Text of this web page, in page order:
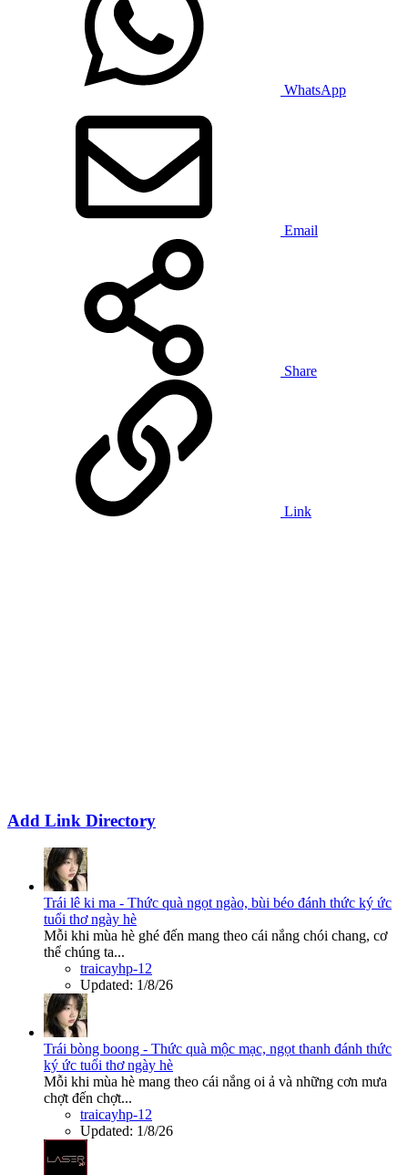
WhatsApp
Email
Share
Link
Add Link Directory
Trái lê ki ma - Thức quà ngọt ngào, bùi béo đánh thức ký ức
tuổi thơ ngày hè
Mỗi khi mùa hè ghé đến mang theo cái nắng chói chang, cơ
thể chúng ta...
traicayhp-12
Updated: 1/8/26
Trái bòng boong - Thức quà mộc mạc, ngọt thanh đánh thức
ký ức tuổi thơ ngày hè
Mỗi khi mùa hè mang theo cái nắng oi ả và những cơn mưa
chợt đến chợt...
traicayhp-12
Updated: 1/8/26